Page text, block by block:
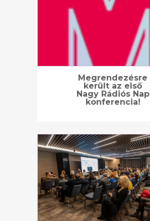
Megrendezésre
került az első
Nagy Rádiós Nap
konferencia!